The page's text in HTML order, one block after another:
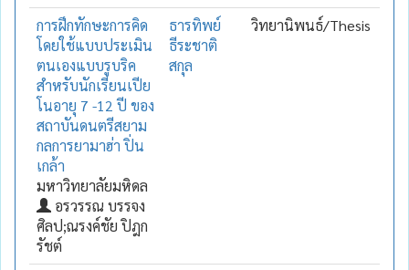
การฝึกทักษะการคิด
โดยใช้แบบประเมิน
ตนเองแบบรูบริค
สำหรับนักเรียนเปีย
โนอายุ 7 -12 ปี ของ
สถาบันดนตรีสยาม
กลการยามาฮ่า ปิ่น
เกล้า
มหาวิทยาลัยมหิดล
อรวรรณ บรรจง
ศิลป;ณรงค์ชัย ปิฎก
รัชต์
ธารทิพย์
ธีระชาติ
สกุล
วิทยานิพนธ์/Thesis